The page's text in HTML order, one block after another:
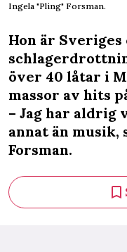
Ingela "Pling" Forsman.
Hon är Sveriges
över 40 låtar i
massor av hits
– Jag har aldrig
annat än musik,
Forsman.